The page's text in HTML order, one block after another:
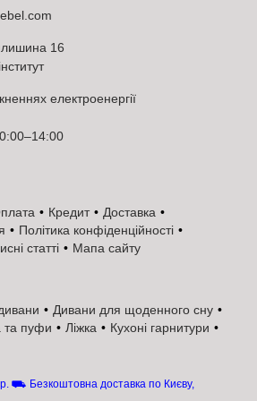
варіантів;
– ширина 2700 мм. висота 2400
з ламінованого ДСП, колір якого можна
варіантів;
який можна оформити під
бути змінені на запит клієнта.
моделі нестандартних розмірів.
проект, підібрати колір, внутрішнє
допоможуть Наші фахівці, як
шириною 2,7 метри, на будь-який
оплата частинами, на
купе 2,7 метри Київський-
16
електроенергії
Кредит
Доставка
Політика конфіденційності
статті Мапа сайту
Дивани для щоденного сну
та пуфи Ліжка
Кухоні гарнитури
⛟ Безкоштовна доставка по Києву,